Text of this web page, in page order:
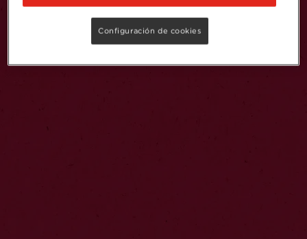
Configuración de cookies